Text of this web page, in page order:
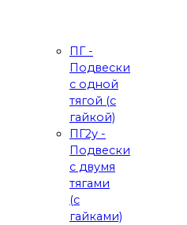
ПГ -
Подвески
с одной
тягой (с
гайкой)
ПГ2у -
Подвески
с двумя
тягами
(с
гайками)